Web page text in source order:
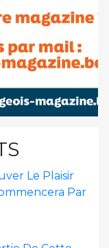
Le Plaisir
Par